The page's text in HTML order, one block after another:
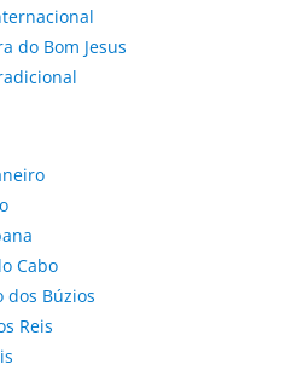
do Bom Jesus
Cabo
dos Búzios
Reis